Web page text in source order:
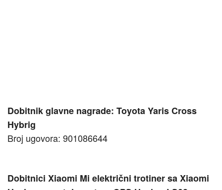
Dobitnik glavne nagrade: Toyota Yaris Cross
Hybrig
Broj ugovora: 901086644
Dobitnici Xiaomi Mi električni trotiner sa Xiaomi